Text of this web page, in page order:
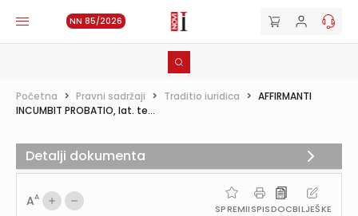
NN 85/2026
Početna > Pravni sadržaji > Traditio iuridica > AFFIRMANTI
INCUMBIT PROBATIO, lat. te...
AA
SPREMIISPISDOCBILJEŠKE
Detalji dokumenta